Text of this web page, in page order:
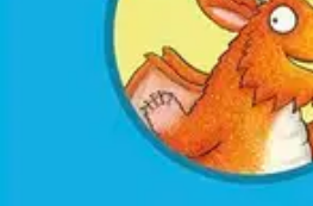
15,39 €
Asiakasomistajahinta
Hinta ilman S-Etukorttia: 18,10 €
Verkkokaupan hinta